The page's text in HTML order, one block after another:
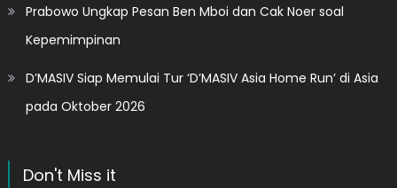
Prabowo Ungkap Pesan Ben Mboi dan Cak Noer soal
Kepemimpinan
D’MASIV Siap Memulai Tur ‘D’MASIV Asia Home Run’ di Asia
pada Oktober 2026
Don't Miss it